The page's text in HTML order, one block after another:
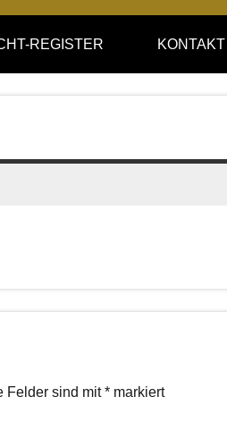
REGISTER KONTAKT
Felder sind mit* markiert